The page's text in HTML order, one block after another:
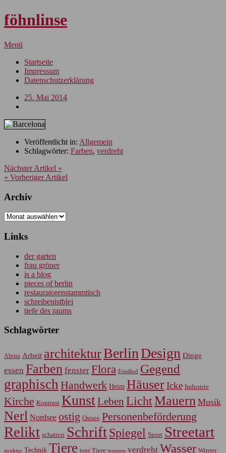
föhnlinse
Menü
Startseite
Impressum
Datenschutzerklärung
25. Mai 2014
Veröffentlicht in: Allgemein
Schlagwörter: Farben, verdreht
Nächster Artikel »
« Vorheriger Artikel
Archiv
Archiv
Links
der garten
frau gröner
is a blog
pieces of berlin
restauratorenstammtisch
schreibenistblei
tiefe des raums
Schlagwörter
Abriss Arbeit architekturBerlin Design Dinge
essen Farben fenster Flora Friedhof Gegend
graphisch Handwerk Heim HäuserIcke Industrie
Kirche Kontrast KunstLeben LichtMauern Musik
Nerl Nordsee ostig Ostsee Personenbeförderung
Relikt schatten SchriftSpiegel Sport Streetart
struktur Technik Tiere tote Tiere treppen verdreht Wasser Winter